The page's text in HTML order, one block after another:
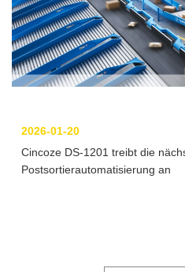
2026-01-20
Cincoze DS-1201 treibt die
Postsortierautomatisierung an